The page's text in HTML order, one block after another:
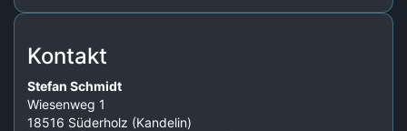
Kontakt
Stefan Schmidt
Wiesenweg 1
18516 Süderholz (Kandelin)